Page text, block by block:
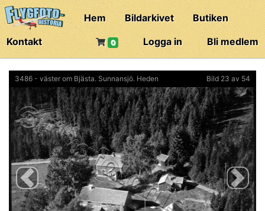
Hem Bildarkivet
Butiken
Kontakt
Bli medlem
Logga in
0
3486 - väster om Bjästa. Sunnansjö. Heden Bild 23 av 54
Previous Next